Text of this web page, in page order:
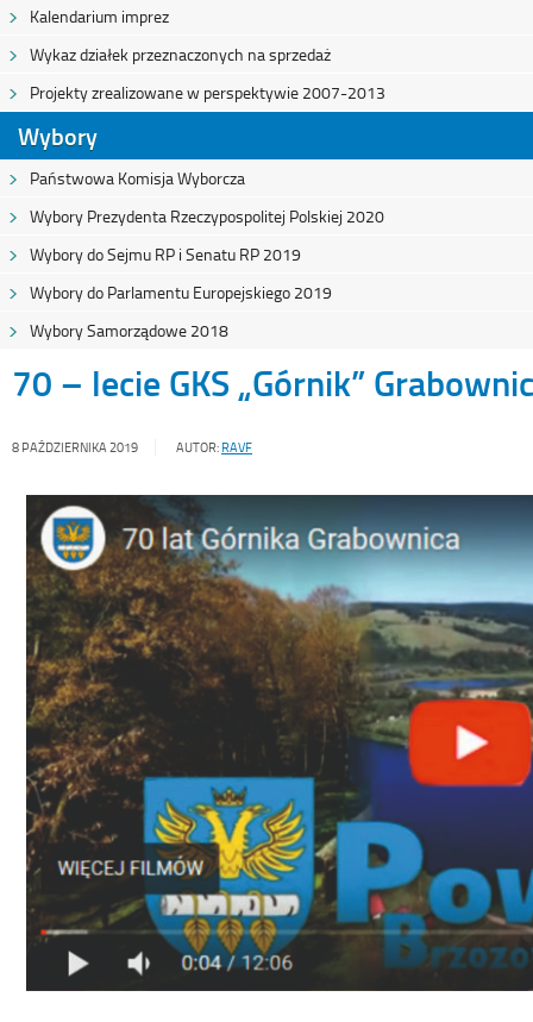
Kalendarium imprez
Wykaz działek przeznaczonych na sprzedaż
Projekty zrealizowane w perspektywie 2007-2013
Wybory
Państwowa Komisja Wyborcza
Wybory Prezydenta Rzeczypospolitej Polskiej 2020
Wybory do Sejmu RP i Senatu RP 2019
Wybory do Parlamentu Europejskiego 2019
Wybory Samorządowe 2018
70 – lecie GKS „Górnik”
8 PAŹDZIERNIKA 2019 AUTOR: RAVF